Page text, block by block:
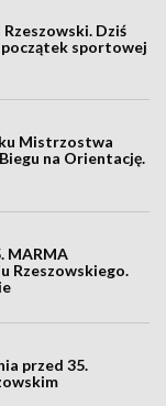
Rzeszowski. Dziś
sportowej
Mistrzostwa
na Orientację.
MARMA
Rzeszowskiego.
przed 35.